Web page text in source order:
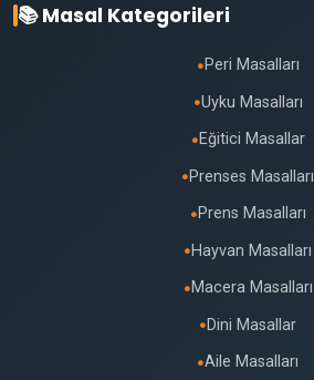
📚 Masal Kategorileri
● Peri Masalları
●Uyku Masalları
● Eğitici Masallar
● Prenses Masalları
● Prens Masalları
● Hayvan Masalları
● Macera Masalları
● Dini Masallar
●Aile Masalları